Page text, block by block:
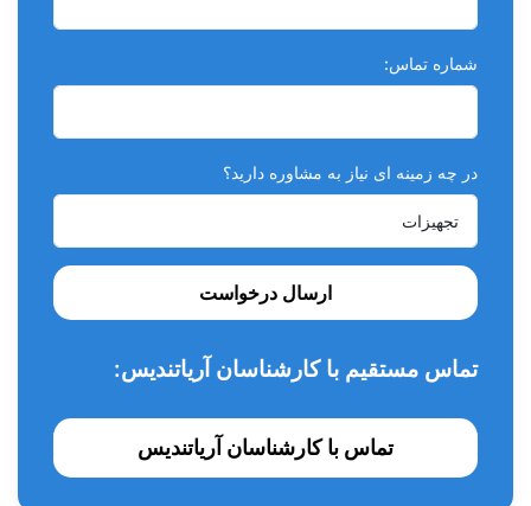
قابلیت تثبیت و خشک شدن سریع و افزایش سرعت درمان
مهر و موم کامل توبول های عاجی
قدرت نفوذ و پخش شدگی عالی
حاوی سدیم فلوراید
فاقد کلروفرم
محتویات:
یک شیشه مایع 15 میلی لیتر
شماره تماس:
در چه زمینه ای نیاز به مشاوره دارید؟
ارسال درخواست
تماس مستقیم با کارشناسان آریاتندیس:
تماس با کارشناسان آریاتندیس